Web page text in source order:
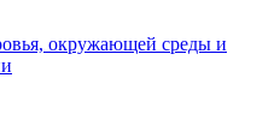
окружающей среды и